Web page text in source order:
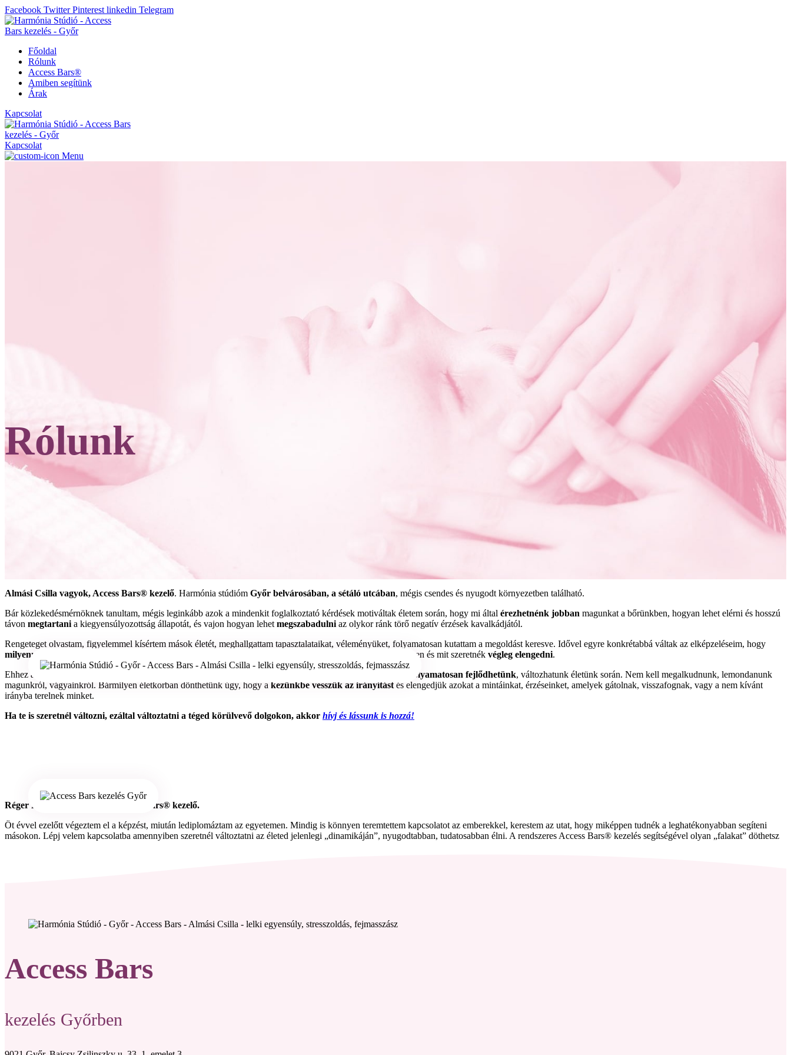
Facebook Twitter Pinterest linkedin Telegram
Főoldal
Rólunk
Access Bars®
Amiben segítünk
Árak
Kapcsolat
Kapcsolat
Menu
Rólunk
Almási Csilla vagyok, Access Bars® kezelő. Harmónia stúdióm Győr belvárosában, a sétáló utcában, mégis csendes és nyugodt környezetben található.
Bár közlekedésmérnöknek tanultam, mégis leginkább azok a mindenkit foglalkoztató kérdések motiváltak életem során, hogy mi által érezhetnénk jobban magunkat a bőrünkben, hogyan lehet elérni és hosszú
távon megtartani a kiegyensúlyozottság állapotát, és vajon hogyan lehet megszabadulni az olykor ránk törő negatív érzések kavalkádjától.
Rengeteget olvastam, figyelemmel kísértem mások életét, meghallgattam tapasztalataikat, véleményüket, folyamatosan kutattam a megoldást keresve. Idővel egyre konkrétabbá váltak az elképzeléseim, hogy
milyenné szeretnék válni
, hogyan akarok gondolkodni és érezni, mi az, aminek helyet akarok adni az életemben és mit szeretnék végleg elengedni.
Ehhez az egyik legnagyobb segítséget az Access Bars® kezelésektől kaptam és kapom a mai napig is, hiszen
folyamatosan fejlődhetünk, változhatunk életünk során. Nem kell megalkudnunk, lemondanunk
magunkról, vágyainkról. Bármilyen életkorban dönthetünk úgy, hogy a kezünkbe vesszük az irányítást és elengedjük azokat a mintáinkat, érzéseinket, amelyek gátolnak, visszafognak, vagy a nem kívánt
irányba terelnek minket.
Ha te is szeretnél változni, ezáltal változtatni a téged körülvevő dolgokon, akkor hívj és lássunk is hozzá!
Réger Dóra Szilvia vagyok, Access Bars® kezelő.
Öt évvel ezelőtt végeztem el a képzést, miután lediplomáztam az egyetemen. Mindig is könnyen teremtettem kapcsolatot az emberekkel, kerestem az utat, hogy miképpen tudnék a leghatékonyabban segíteni
másokon. Lépj velem kapcsolatba amennyiben szeretnél változtatni az életed jelenlegi „dinamikáján”, nyugodtabban, tudatosabban élni. A rendszeres Access Bars® kezelés segítségével olyan „falakat” döthetsz
Access Bars
kezelés Győrben